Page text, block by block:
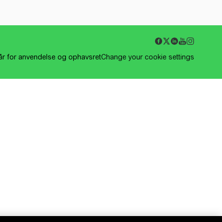
for anvendelse og ophavsretChange your cookie settings